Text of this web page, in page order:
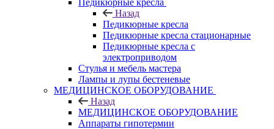
Назад
Педикюрные кресла
Педикюрные кресла стационарные
Педикюрные кресла с
электроприводом
Стулья и мебель мастера
Лампы и лупы бестеневые
МЕДИЦИНСКОЕ ОБОРУДОВАНИЕ
Назад
МЕДИЦИНСКОЕ ОБОРУДОВАНИЕ
Аппараты гипотермии